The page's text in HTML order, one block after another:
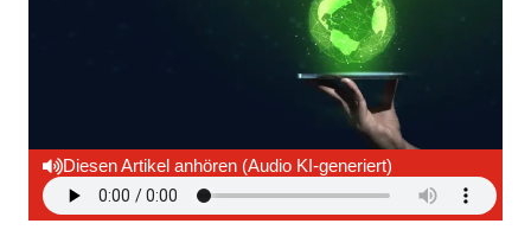
Diesen Artikel anhören (Audio KI-generiert)